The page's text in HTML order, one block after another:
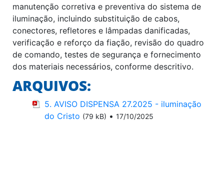
manutenção corretiva e preventiva do sistema de
iluminação, incluindo substituição de cabos,
conectores, refletores e lâmpadas danificadas,
verificação e reforço da fiação, revisão do quadro
de comando, testes de segurança e fornecimento
dos materiais necessários, conforme descritivo.
ARQUIVOS:
5. AVISO DISPENSA 27.2025 - iluminação
do Cristo (79 kB) • 17/10/2025